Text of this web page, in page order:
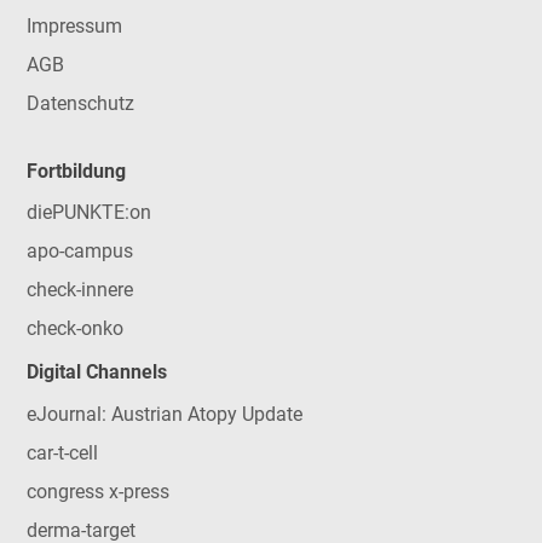
Impressum
AGB
Datenschutz
Fortbildung
diePUNKTE:on
apo-campus
check-innere
check-onko
Digital Channels
eJournal: Austrian Atopy Update
car-t-cell
congress x-press
derma-target